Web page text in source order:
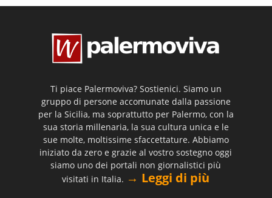
Ti piace Palermoviva? Sostienici. Siamo un
gruppo di persone accomunate dalla passione
per la Sicilia, ma soprattutto per Palermo, con la
sua storia millenaria, la sua cultura unica e le
sue molte, moltissime sfaccettature. Abbiamo
iniziato da zero e grazie al vostro sostegno oggi
siamo uno dei portali non giornalistici più
visitati in Italia. → Leggi di più